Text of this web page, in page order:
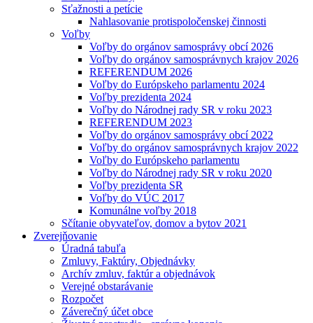
Sťažnosti a petície
Nahlasovanie protispoločenskej činnosti
Voľby
Voľby do orgánov samosprávy obcí 2026
Voľby do orgánov samosprávnych krajov 2026
REFERENDUM 2026
Voľby do Európskeho parlamentu 2024
Voľby prezidenta 2024
Voľby do Národnej rady SR v roku 2023
REFERENDUM 2023
Voľby do orgánov samosprávy obcí 2022
Voľby do orgánov samosprávnych krajov 2022
Voľby do Európskeho parlamentu
Voľby do Národnej rady SR v roku 2020
Voľby prezidenta SR
Voľby do VÚC 2017
Komunálne voľby 2018
Sčítanie obyvateľov, domov a bytov 2021
Zverejňovanie
Úradná tabuľa
Zmluvy, Faktúry, Objednávky
Archív zmluv, faktúr a objednávok
Verejné obstarávanie
Rozpočet
Záverečný účet obce